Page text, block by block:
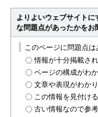
よりよいウェブサイトに
な問題点があったかをお
このページに問題点は
情報が十分掲載さ
ページの構成がわ
文章や表現がわか
この情報を見付け
古い情報なので参